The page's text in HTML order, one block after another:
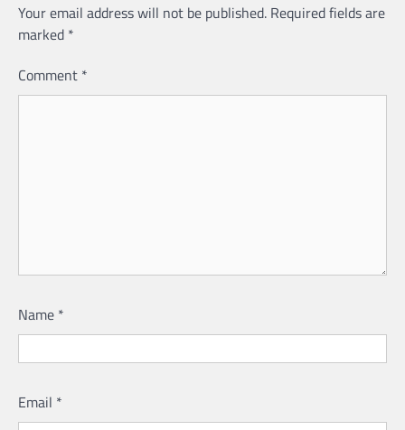
Your email address will not be published. Required fields are
marked *
Comment *
Name *
Email *